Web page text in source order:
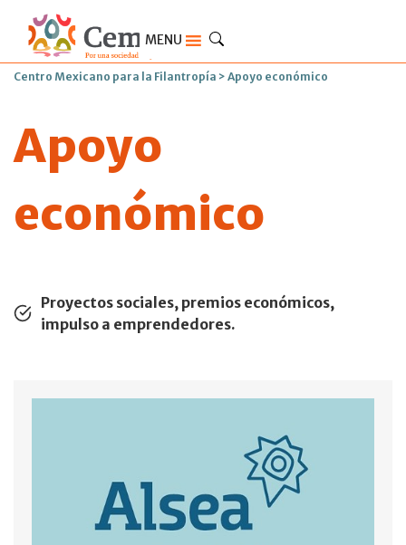
MENU
Centro Mexicano para la Filantropía > Apoyo económico
Apoyo
económico
Proyectos sociales, premios económicos,
impulso a emprendedores.